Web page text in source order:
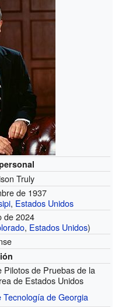
Truly
de 1937
, Estados Unidos
de 2024
, Estados Unidos)
Pilotos de Pruebas de la
de Estados Unidos
Tecnología de Georgia